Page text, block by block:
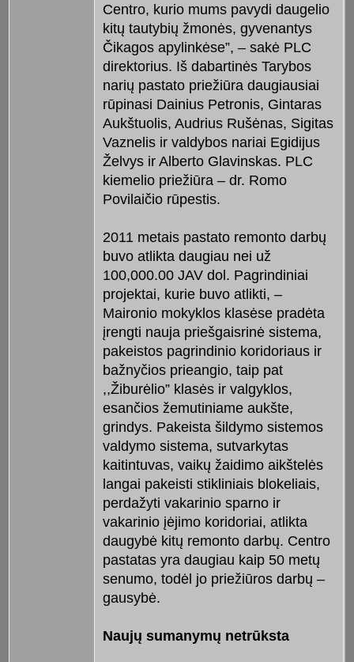
Centro, kurio mums pavydi daugelio
kitų tautybių žmonės, gyvenantys
Čikagos apylinkėse”, – sakė PLC
direktorius. Iš dabartinės Tarybos
narių pastato priežiūra daugiausiai
rūpinasi Dainius Petronis, Gintaras
Aukštuolis, Audrius Rušėnas, Sigitas
Vaznelis ir valdybos nariai Egidijus
Želvys ir Alberto Glavinskas. PLC
kiemelio priežiūra – dr. Romo
Povilaičio rūpestis.
2011 metais pastato remonto darbų
buvo atlikta daugiau nei už
100,000.00 JAV dol. Pagrindiniai
projektai, kurie buvo atlikti, –
Maironio mokyklos klasėse pradėta
įrengti nauja priešgaisrinė sistema,
pakeistos pagrindinio koridoriaus ir
bažnyčios prieangio, taip pat
,,Žiburėlio” klasės ir valgyklos,
esančios žemutiniame aukšte,
grindys. Pakeista šildymo sistemos
valdymo sistema, sutvarkytas
kaitintuvas, vaikų žaidimo aikštelės
langai pakeisti stikliniais blokeliais,
perdažyti vakarinio sparno ir
vakarinio įėjimo koridoriai, atlikta
daugybė kitų remonto darbų. Centro
pastatas yra daugiau kaip 50 metų
senumo, todėl jo priežiūros darbų –
gausybė.
Naujų sumanymų netrūksta